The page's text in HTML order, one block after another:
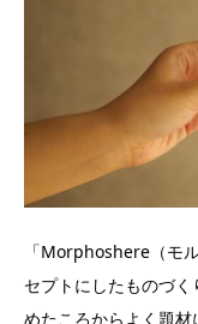
「Morphoshere（モ
セプトにしたものづ
めたころからよく題